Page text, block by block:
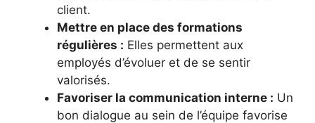
client.
Mettre en place des formations
régulières : Elles permettent aux
employés d’évoluer et de se sentir
valorisés.
Favoriser la communication interne : Un
bon dialogue au sein de l’équipe favorise